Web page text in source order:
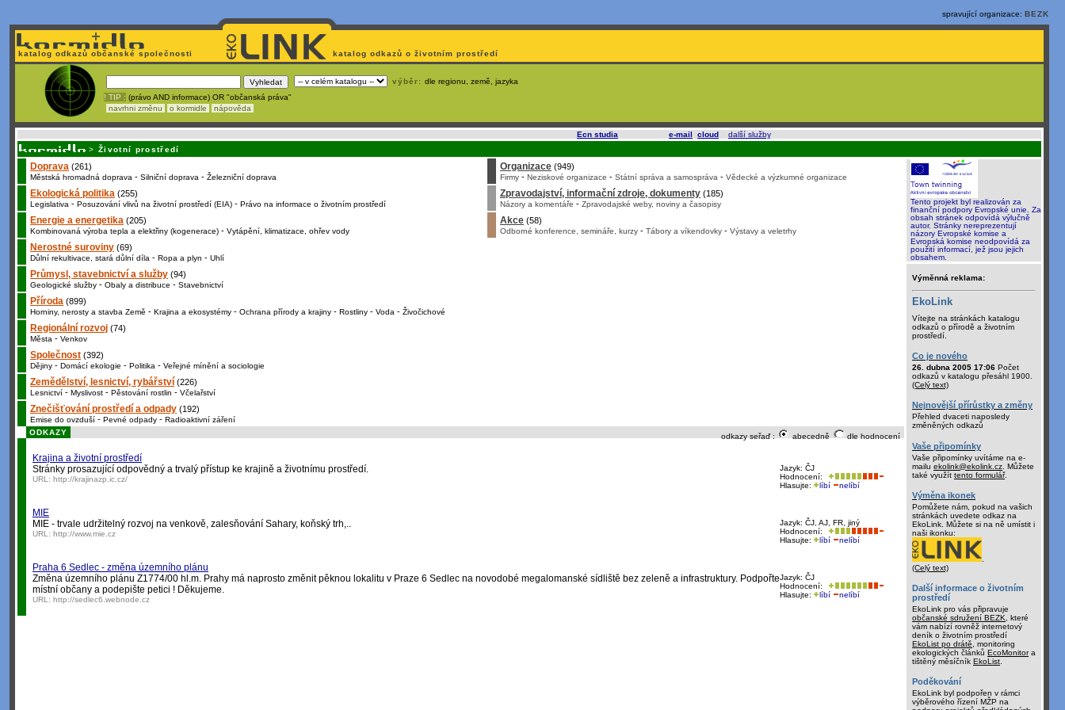
spravující organizace: BEZK
katalog odkazů občanské společnosti katalog odkazů o životním prostředí
výběr: dle regionu, země, jazyka
! TIP : (právo AND informace) OR "občanská práva"
navrhni změnu
o kormidle nápověda
Ecn studia e-mail cloud další služby.
> Životní prostředí
Doprava (261)
Městská hromadná doprava - Silniční doprava - Železniční doprava
Ekologická politika (255)
Legislativa - Posuzování vlivů na životní prostředí (EIA) - Právo na informace o životním prostředí
Energie a energetika (205)
Kombinovaná výroba tepla a elektřiny (kogenerace) - Vytápění, klimatizace, ohřev vody
Nerostné suroviny (69)
Důlní rekultivace, stará důlní díla - Ropa a plyn - Uhlí
Průmysl, stavebnictví a služby (94)
Geologické služby - Obaly a distribuce - Stavebnictví
Příroda (899)
Horniny, nerosty a stavba Země - Krajina a ekosystémy - Ochrana přírody a krajiny - Rostliny - Voda - Živočichové
Regionální rozvoj (74)
Města - Venkov
Společnost (392)
Dějiny - Domácí ekologie - Politika - Veřejné mínění a sociologie
Zemědělství, lesnictví, rybářství (226)
Lesnictví - Myslivost - Pěstování rostlin - Včelařství
Znečišťování prostředí a odpady (192)
Emise do ovzduší - Pevné odpady - Radioaktivní záření
Organizace (949)
Firmy - Neziskové organizace - Státní správa a samospráva - Vědecké a výzkumné organizace
Zpravodajství, informační zdroje, dokumenty (185)
Názory a komentáře - Zpravodajské weby, noviny a časopisy
Akce (58)
Odborné konference, semináře, kurzy - Tábory a víkendovky - Výstavy a veletrhy
odkazy seřaď : abecedně dle hodnocení
ODKAZY
Krajina a životní prostředí
Jazyk: ČJ
Hodnocení:
Hlasujte:
líbí nelíbí
Stránky prosazující odpovědný a trvalý přístup ke krajině a životnímu prostředí.
URL: http://krajinazp.ic.cz/
MIE
Jazyk: ČJ, AJ, FR, jiný
Hodnocení:
Hlasujte:
líbí nelíbí
MIE - trvale udržitelný rozvoj na venkově, zalesňování Sahary, koňský trh,..
URL: http://www.mie.cz
Praha 6 Sedlec - změna územního plánu
Jazyk: ČJ
Hodnocení:
Hlasujte:
líbí nelíbí
Změna územního plánu Z1774/00 hl.m. Prahy má naprosto změnit pěknou lokalitu v Praze 6 Sedlec na novodobé megalomanské sídliště bez zeleně a infrastruktury. Podpořte
místní občany a podepište petici ! Děkujeme.
URL: http://sedlec6.webnode.cz
Tento projekt byl realizován za
finanční podpory Evropské unie. Za
obsah stránek odpovídá výlučně
autor. Stránky nereprezentují
názory Evropské komise a
Evropská komise neodpovídá za
použití informací, jež jsou jejich
obsahem.
Výměnná reklama:
EkoLink
Vítejte na stránkách katalogu
odkazů o přírodě a životním
prostředí.
Co je nového
26. dubna 2005 17:06 Počet
odkazů v katalogu přesáhl 1900.
(Celý text)
Nejnovější přírůstky a změny
Přehled dvaceti naposledy
změněných odkazů
Vaše připomínky
Vaše připomínky uvítáme na e-
mailu ekolink@ekolink.cz . Můžete
také využít tento formulář.
Výměna ikonek
Pomůžete nám, pokud na vašich
stránkách uvedete odkaz na
EkoLink. Můžete si na ně umístit i
naši ikonku:
(Celý text)
Další informace o životním
prostředí
EkoLink pro vás připravuje
občanské sdružení BEZK , které
vám nabízí rovněž internetový
deník o životním prostředí
EkoList po drátě , monitoring
ekologických článků EcoMonitora
tištěný měsíčník EkoList
Poděkování
EkoLink byl podpořen v rámci
výběrového řízení MŽP na